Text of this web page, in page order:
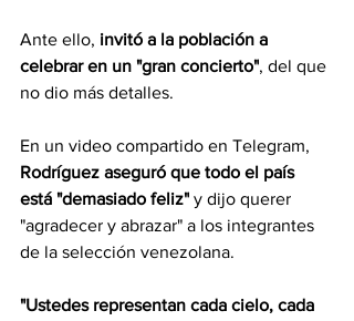
Ante ello, invitó a la población a
celebrar en un "gran concierto", del que
no dio más detalles.
En un video compartido en Telegram,
Rodríguez aseguró que todo el país
está "demasiado feliz" y dijo querer
"agradecer y abrazar" a los integrantes
de la selección venezolana.
"Ustedes representan cada cielo, cada